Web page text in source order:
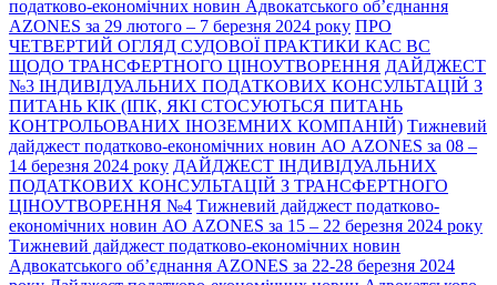
податково-економічних новин Адвокатського об’єднання
AZONES за 29 лютого – 7 березня 2024 року ПРО
ЧЕТВЕРТИЙ ОГЛЯД СУДОВОЇ ПРАКТИКИ КАС ВС
ЩОДО ТРАНСФЕРТНОГО ЦІНОУТВОРЕННЯ ДАЙДЖЕСТ
№3 ІНДИВІДУАЛЬНИХ ПОДАТКОВИХ КОНСУЛЬТАЦІЙ З
ПИТАНЬ КІК (ІПК, ЯКІ СТОСУЮТЬСЯ ПИТАНЬ
КОНТРОЛЬОВАНИХ ІНОЗЕМНИХ КОМПАНІЙ) Тижневий
дайджест податково-економічних новин АО AZONES за 08 –
14 березня 2024 року ДАЙДЖЕСТ ІНДИВІДУАЛЬНИХ
ПОДАТКОВИХ КОНСУЛЬТАЦІЙ З ТРАНСФЕРТНОГО
ЦІНОУТВОРЕННЯ №4 Тижневий дайджест податково-
економічних новин АО AZONES за 15 – 22 березня 2024 року
Тижневий дайджест податково-економічних новин
Адвокатського об’єднання AZONES за 22-28 березня 2024